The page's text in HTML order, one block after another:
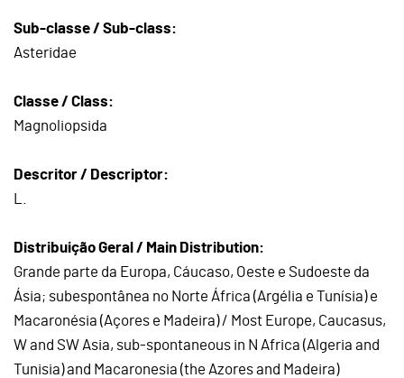
Sub-classe / Sub-class:
Asteridae
Classe / Class:
Magnoliopsida
Descritor / Descriptor:
Distribuição Geral / Main Distribution:
Grande parte da Europa, Cáucaso, Oeste e Sudoeste da
Ásia; subespontânea no Norte África (Argélia e Tunísia) e
Macaronésia (Açores e Madeira) / Most Europe, Caucasus,
W and SW Asia, sub-spontaneous in N Africa (Algeria and
Tunisia) and Macaronesia (the Azores and Madeira)